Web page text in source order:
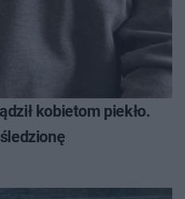
kobietom piekło.